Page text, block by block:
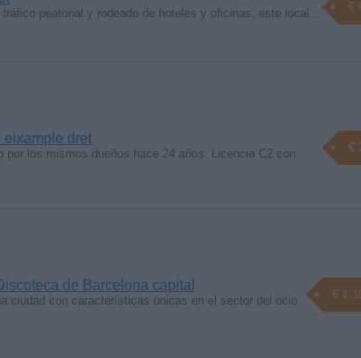
€
peatonal y rodeado de hoteles y oficinas, este local…
eixample dret
€
por los mismos dueños hace 24 años. Licencia C2 con
de Barcelona capital
€
ciudad con características únicas en el sector del ocio